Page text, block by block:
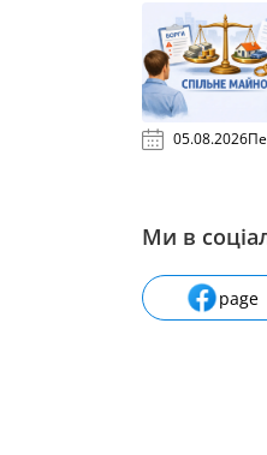
05.08.2026
Ми в
page